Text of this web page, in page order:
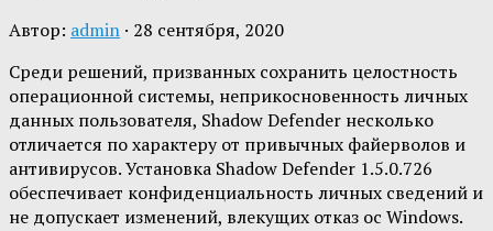
Автор: admin · 28 сентября, 2020
Среди решений, призванных сохранить целостность
операционной системы, неприкосновенность личных
данных пользователя, Shadow Defender несколько
отличается по характеру от привычных файерволов и
антивирусов. Установка Shadow Defender 1.5.0.726
обеспечивает конфиденциальность личных сведений и
не допускает изменений, влекущих отказ ос Windows.